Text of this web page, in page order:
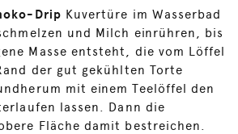
Drip Kuvertüre im Wasserbad
und Milch einrühren, bis
Masse entsteht, die vom Löffel
der gut gekühlten Torte
mit einem Teelöffel den
lassen. Dann die
Fläche damit bestreichen.